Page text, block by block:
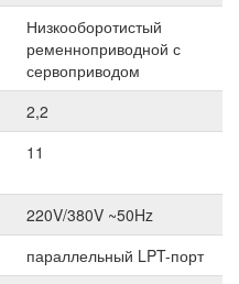
Низкооборотистый
ременноприводной с
сервоприводом
2,2
11
220V/380V ~50Hz
параллельный LPT-порт